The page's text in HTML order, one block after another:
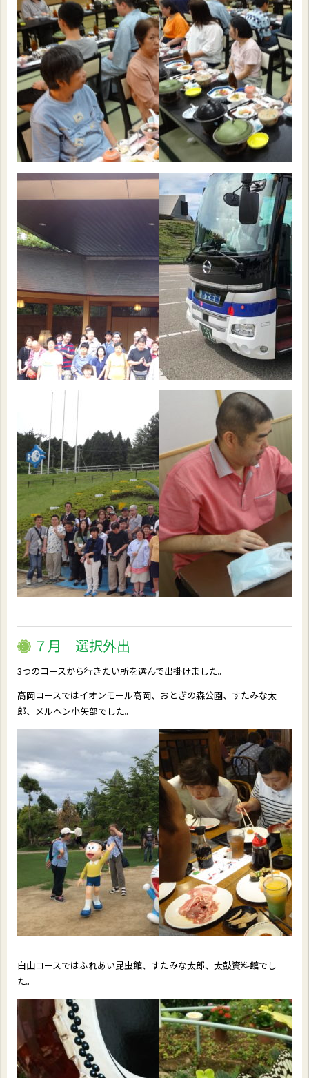
７月 選択外出
3つのコースから行きたい所を選んで出掛けました。
高岡コースではイオンモール高岡、おとぎの森公園、すたみな太
郎、メルヘン小矢部でした。
白山コースではふれあい昆虫館、すたみな太郎、太鼓資料館でし
た。